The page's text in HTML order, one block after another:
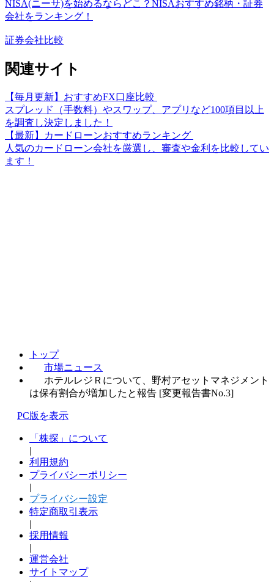
NISA(ニーサ)を始めるならどこ？NISAおすすめ銘柄・証券
会社をランキング！
証券会社比較
関連サイト
【毎月更新】おすすめFX口座比較
スプレッド（手数料）やスワップ、アプリなど100項目以上
を調査し決定しました！
【最新】カードローンおすすめランキング
人気のカードローン会社を厳選し、審査や金利を比較してい
ます！
トップ
市場ニュース
ホテルレジＲについて、野村アセットマネジメント
は保有割合が増加したと報告 [変更報告書No.3]
PC版を表示
「株探」について
|
利用規約
プライバシーポリシー
|
プライバシー設定
特定商取引表示
|
採用情報
|
運営会社
サイトマップ